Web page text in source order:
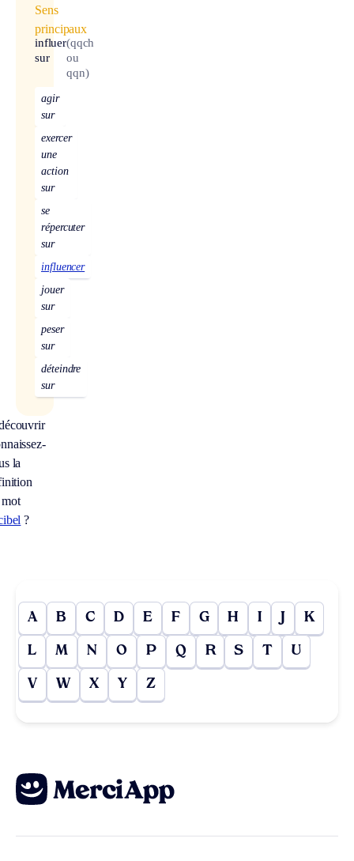
Sens
principaux
influer
sur
(qqch
ou
qqn)
agir
sur
exercer
une
action
sur
se
répercuter
sur
influencer
jouer
sur
peser
sur
déteindre
sur
la
?
A B C D E F G H I J K
L M N O P Q R S T U
V W X Y Z